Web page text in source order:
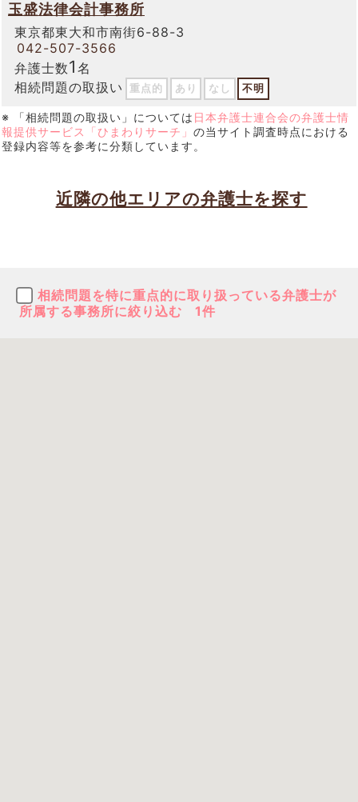
玉盛法律会計事務所
東京都東大和市南街6-88-3
042-507-3566
弁護士数1 名
相続問題の取扱い
重点的 あり なし 不明
※ 「相続問題の取扱い」については 日本弁護士連合会の弁護士情
報提供サービス「ひまわりサーチ」 の当サイト調査時点における
登録内容等を参考に分類しています。
近隣の他エリアの弁護士を探す
相続問題を特に重点的に取り扱っている弁護士が
所属する事務所に絞り込む
1件